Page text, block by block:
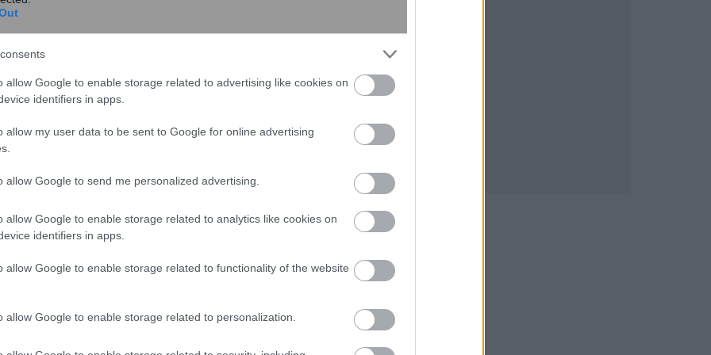
allow Google to enable storage related to advertising like cookies on
identifiers in apps.
allow my user data to be sent to Google for online advertising
allow Google to send me personalized advertising.
allow Google to enable storage related to analytics like cookies on
identifiers in apps.
allow Google to enable storage related to functionality of the website
allow Google to enable storage related to personalization.
Ψηφιακή Κάρτα Εργασίας: Σε ποιες
επιχειρήσεις είναι υποχρεωτική η
χρήση της από 1/1/2024 και ποιες
εξαιρούνται
Στο ΦΕΚ δημοσιεύθηκε η νέα απόφαση του
υπουργείου Εργασίας και Κοινωνικής
Ψηφιακή κάρτα εργασίας: Πώς θα
επιχειρήσεις του λιανεμπορίου
της ψηφιακής κάρτας εργασίας στις